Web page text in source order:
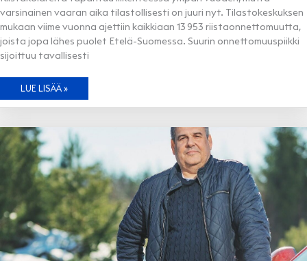
varsinainen vaaran aika tilastollisesti on juuri nyt. Tilastokeskuksen
mukaan viime vuonna ajettiin kaikkiaan 13 953 riistaonnettomuutta,
joista jopa lähes puolet Etelä-Suomessa. Suurin onnettomuuspiikki
sijoittuu tavallisesti
RIISTAKOLARIEN
AIKA
KESÄKUUSSA
LUE LISÄÄ »